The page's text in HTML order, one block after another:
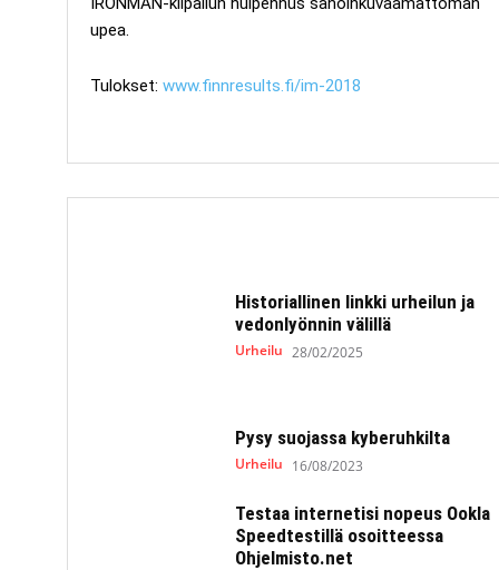
upea.
Tulokset: www.finnresults.fi/im-2018
Historiallinen linkki urheilun ja
vedonlyönnin välillä
Urheilu 28/02/2025
Pysy suojassa kyberuhkilta
Urheilu 16/08/2023
Testaa internetisi nopeus Ookla
Speedtestillä osoitteessa
Ohjelmisto.net